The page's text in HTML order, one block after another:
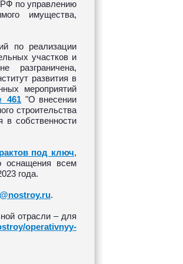
РФ по управлению
имущества,
по реализации
участков и
разграничена,
развития в
мероприятий
461 "О внесении
строительства
в собственности
под ключ,
оснащения всем
года.
.
отрасли – для
operativnyy-